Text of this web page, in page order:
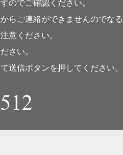
のでご確認ください。
らご連絡ができませんのでな
意ください。
さい。
送信ボタンを押してください。